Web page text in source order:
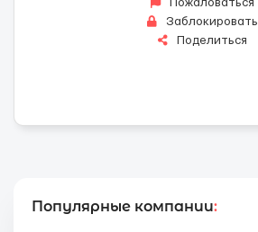
Пожаловаться
Заблокировать
Поделиться
Популярные компании: